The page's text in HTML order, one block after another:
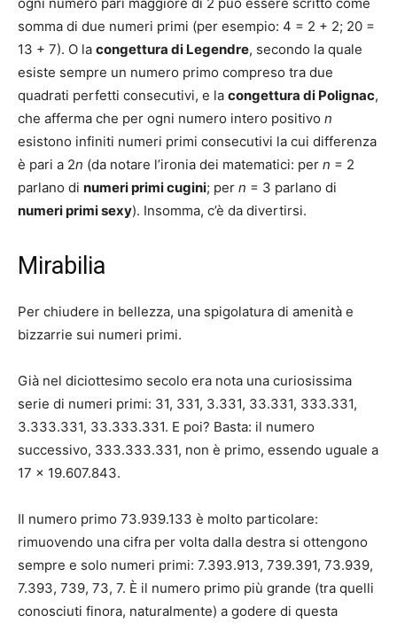
somma di due numeri primi (per esempio: 4 = 2 + 2; 20 =
13 + 7). O la congettura di Legendre, secondo la quale
esiste sempre un numero primo compreso tra due
quadrati perfetti consecutivi, e la congettura di Polignac,
che afferma che per ogni numero intero positivo n
esistono infiniti numeri primi consecutivi la cui differenza
è pari a 2n (da notare l’ironia dei matematici: per n = 2
parlano di numeri primi cugini; per n = 3 parlano di
numeri primi sexy). Insomma, c’è da divertirsi.
Mirabilia
Per chiudere in bellezza, una spigolatura di amenità e
bizzarrie sui numeri primi.
Già nel diciottesimo secolo era nota una curiosissima
serie di numeri primi: 31, 331, 3.331, 33.331, 333.331,
3.333.331, 33.333.331. E poi? Basta: il numero
successivo, 333.333.331, non è primo, essendo uguale a
17 x 19.607.843.
Il numero primo 73.939.133 è molto particolare:
rimuovendo una cifra per volta dalla destra si ottengono
sempre e solo numeri primi: 7.393.913, 739.391, 73.939,
7.393, 739, 73, 7. È il numero primo più grande (tra quelli
conosciuti finora, naturalmente) a godere di questa